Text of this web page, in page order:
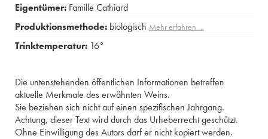
Eigentümer: Famille Cathiard
Produktionsmethode: biologisch Mehr erfahren …
Trinktemperatur: 16°
Die untenstehenden öffentlichen Informationen betreffen
aktuelle Merkmale des erwähnten Weins.
Sie beziehen sich nicht auf einen spezifischen Jahrgang.
Achtung, dieser Text wird durch das Urheberrecht geschützt.
Ohne Einwilligung des Autors darf er nicht kopiert werden.